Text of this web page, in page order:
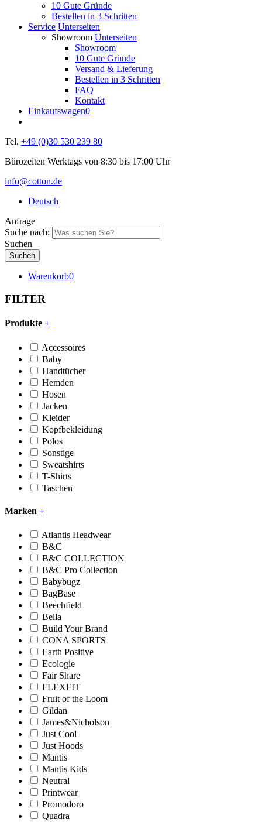
10 Gute Gründe
Bestellen in 3 Schritten
Service Unterseiten
Showroom Unterseiten
Showroom
10 Gute Gründe
Versand & Lieferung
Bestellen in 3 Schritten
FAQ
Kontakt
Einkaufswagen0
Tel. +49 (0)30 530 239 80
Bürozeiten Werktags von 8:30 bis 17:00 Uhr
info@cotton.de
Deutsch
Anfrage
Suche nach:
Suchen
Warenkorb0
FILTER
Produkte +
Accessoires
Baby
Handtücher
Hemden
Hosen
Jacken
Kleider
Kopfbekleidung
Polos
Sonstige
Sweatshirts
T-Shirts
Taschen
Marken +
Atlantis Headwear
B&C
B&C COLLECTION
B&C Pro Collection
Babybugz
BagBase
Beechfield
Bella
Build Your Brand
CONA SPORTS
Earth Positive
Ecologie
Fair Share
FLEXFIT
Fruit of the Loom
Gildan
James&Nicholson
Just Cool
Just Hoods
Mantis
Mantis Kids
Neutral
Printwear
Promodoro
Quadra